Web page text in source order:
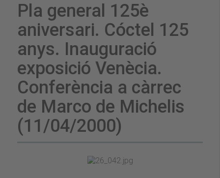
Pla general 125è
aniversari. Cóctel 125
anys. Inauguració
exposició Venècia.
Conferència a càrrec
de Marco de Michelis
(11/04/2000)